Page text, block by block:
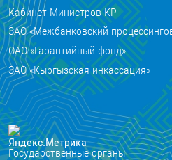
Кабинет Министров КР
ЗАО «Межбанковский
ОАО «Гарантийный фонд»
ЗАО «Кыргызская инкассация»
Государственные органы